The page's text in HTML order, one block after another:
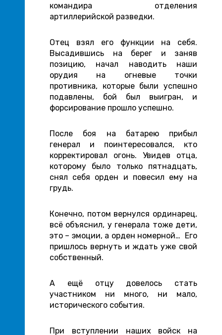
командира отделения
артиллерийской разведки.
Отец взял его функции на себя.
Высадившись на берег и заняв
позицию, начал наводить наши
орудия на огневые точки
противника, которые были успешно
подавлены, бой был выигран, и
форсирование прошло успешно.
После боя на батарею прибыл
генерал и поинтересовался, кто
корректировал огонь. Увидев отца,
которому было только пятнадцать,
снял себя орден и повесил ему на
грудь.
Конечно, потом вернулся ординарец,
всё объяснил, у генерала тоже дети,
это – эмоции, а орден номерной… Его
пришлось вернуть и ждать уже свой
собственный.
А ещё отцу довелось стать
участником ни много, ни мало,
исторического события.
При вступлении наших войск на